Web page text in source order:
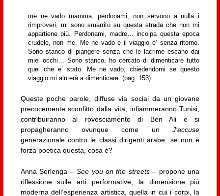
me ne vado mamma, perdonami, non servono a nulla i
rimproveri, mi sono smarrito su questa strada che non mi
appartiene più. Perdonami, madre… incolpa questa epoca
crudele, non me. Me ne vado e il viaggio e’ senza ritorno.
Sono stanco di piangere senza che le lacrime escano dai
miei occhi… Sono stanco, ho cercato di dimenticare tutto
quel che e’ stato. Me ne vado, chiedendomi se questo
viaggio mi aiuterà a dimenticare. (pag. 153)
Queste poche parole, diffuse via social da un giovane
precocemente sconfitto dalla vita, infiammeranno Tunisi,
contribuiranno al rovesciamento di Ben Ali e si
propagheranno ovunque come unJ’accuse
generazionale contro le classi dirigenti arabe: se non è
forza poetica questa, cosa è?
Anna Serlenga –See you on the streets– propone una
riflessione sulle arti performative, la dimensione più
moderna dell’esperienza artistica, quella in cui i corpi, la